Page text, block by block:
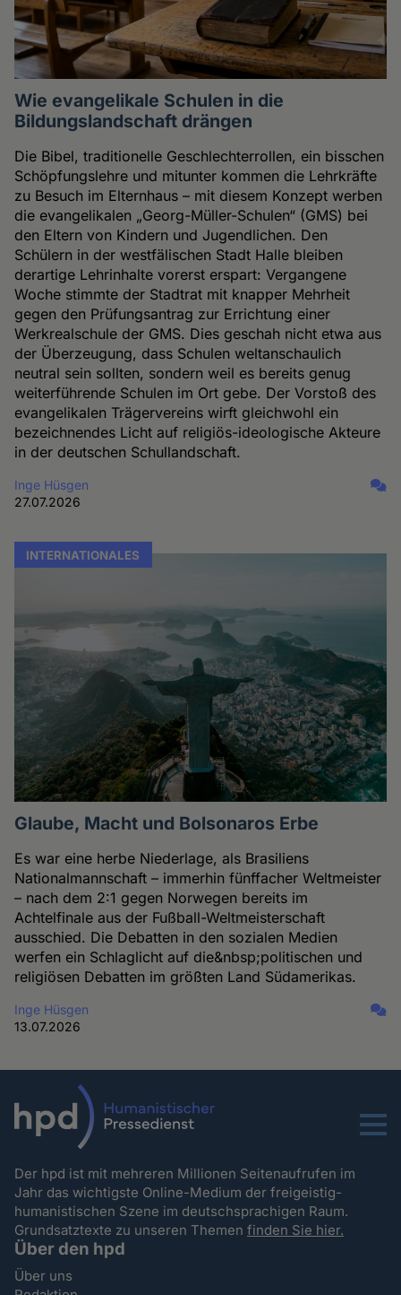
Wie evangelikale Schulen in die
Bildungslandschaft drängen
Die Bibel, traditionelle Geschlechterrollen, ein bisschen
Schöpfungslehre und mitunter kommen die Lehrkräfte
zu Besuch im Elternhaus – mit diesem Konzept werben
die evangelikalen „Georg-Müller-Schulen“ (GMS) bei
den Eltern von Kindern und Jugendlichen. Den
Schülern in der westfälischen Stadt Halle bleiben
derartige Lehrinhalte vorerst erspart: Vergangene
Woche stimmte der Stadtrat mit knapper Mehrheit
gegen den Prüfungsantrag zur Errichtung einer
Werkrealschule der GMS. Dies geschah nicht etwa aus
der Überzeugung, dass Schulen weltanschaulich
neutral sein sollten, sondern weil es bereits genug
weiterführende Schulen im Ort gebe. Der Vorstoß des
evangelikalen Trägervereins wirft gleichwohl ein
bezeichnendes Licht auf religiös-ideologische Akteure
in der deutschen Schullandschaft.
Inge Hüsgen
27.07.2026
INTERNATIONALES
Glaube, Macht und Bolsonaros Erbe
Es war eine herbe Niederlage, als Brasiliens
Nationalmannschaft – immerhin fünffacher Weltmeister
– nach dem 2:1 gegen Norwegen bereits im
Achtelfinale aus der Fußball-Weltmeisterschaft
ausschied. Die Debatten in den sozialen Medien
werfen ein Schlaglicht auf die&nbsp;politischen und
religiösen Debatten im größten Land Südamerikas.
Inge Hüsgen
13.07.2026
Menu
Der hpd ist mit mehreren Millionen Seitenaufrufen im
Jahr das wichtigste Online-Medium der freigeistig-
humanistischen Szene im deutschsprachigen Raum.
Grundsatztexte zu unseren Themenfinden Sie hier.
Über den hpd
Über uns